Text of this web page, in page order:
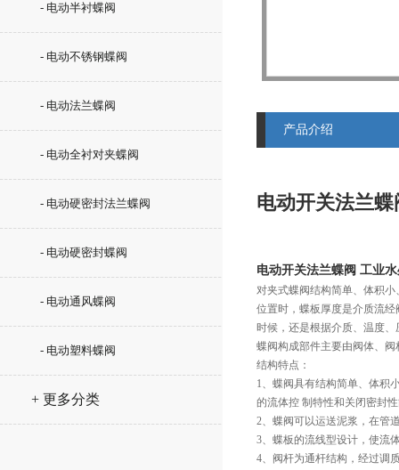
- 电动半衬蝶阀
- 电动不锈钢蝶阀
- 电动法兰蝶阀
- 电动全衬对夹蝶阀
- 电动硬密封法兰蝶阀
- 电动硬密封蝶阀
- 电动通风蝶阀
- 电动塑料蝶阀
+ 更多分类
产品介绍
电动开关法兰
电动开关法兰蝶阀 工业
对夹式蝶阀结构简单、体积
位置时，蝶板厚度是介质流
时候，还是根据介质、温度
蝶阀构成部件主要由阀体、
结构特点：
1、蝶阀具有结构简单、体积
的流体控 制特性和关闭密封
2、蝶阀可以运送泥浆，在管
3、蝶板的流线型设计，使流
4、阀杆为通杆结构，经过调